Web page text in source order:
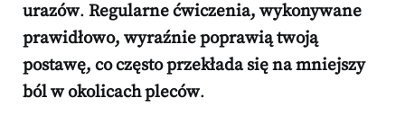
urazów. Regularne ćwiczenia, wykonywane
prawidłowo, wyraźnie poprawią twoją
postawę, co często przekłada się na mniejszy
ból w okolicach pleców.